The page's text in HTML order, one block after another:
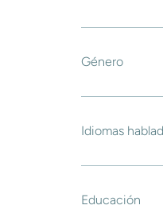
Género
Idiomas
Educación